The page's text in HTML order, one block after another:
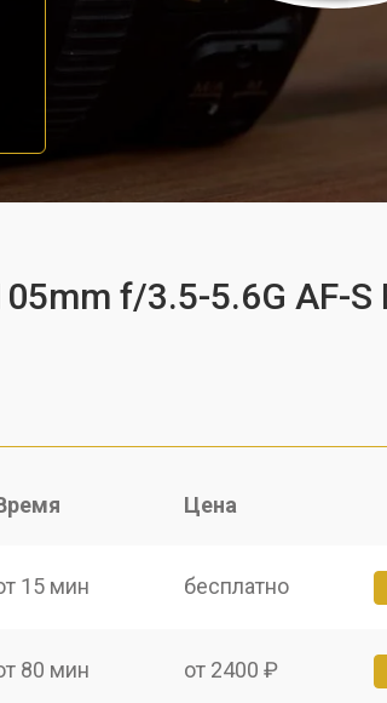
f/3.5-5.6G AF-S
Цена
15 мин бесплатно
80 мин от 2400 ₽